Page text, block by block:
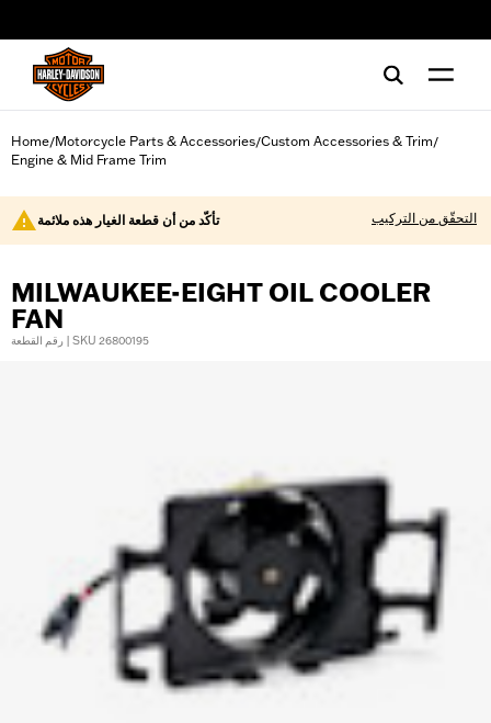
Home/Motorcycle Parts & Accessories/Custom Accessories & Trim/
Engine & Mid Frame Trim
تأكّد من أن قطعة الغيار هذه ملائمة التحقّق من التركيب
MILWAUKEE-EIGHT OIL COOLER
FAN
رقم القطعة | SKU 26800195